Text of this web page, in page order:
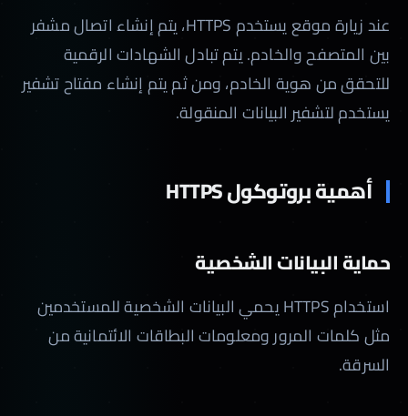
عند زيارة موقع يستخدم HTTPS، يتم إنشاء اتصال مشفر
بين المتصفح والخادم. يتم تبادل الشهادات الرقمية
للتحقق من هوية الخادم، ومن ثم يتم إنشاء مفتاح تشفير
يستخدم لتشفير البيانات المنقولة.
أهمية بروتوكول HTTPS
حماية البيانات الشخصية
استخدام HTTPS يحمي البيانات الشخصية للمستخدمين
مثل كلمات المرور ومعلومات البطاقات الائتمانية من
السرقة.